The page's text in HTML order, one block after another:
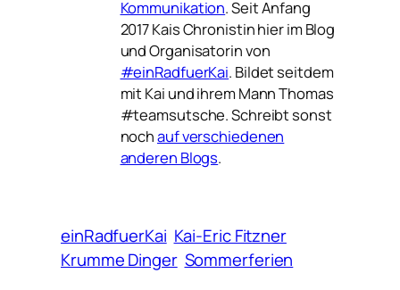
Kommunikation. Seit Anfang
2017 Kais Chronistin hier im Blog
und Organisatorin von
#einRadfuerKai. Bildet seitdem
mit Kai und ihrem Mann Thomas
#teamsutsche. Schreibt sonst
nochauf verschiedenen
anderen Blogs.
einRadfuerKai Kai-Eric Fitzner
Krumme Dinger Sommerferien